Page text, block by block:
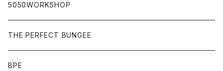
5050WORKSHOP
THE PERFECT BUNGEE
BPE